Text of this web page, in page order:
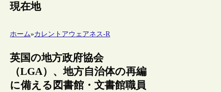
現在地
ホーム»カレントアウェアネス-R
英国の地方政府協会
（LGA）、地方自治体の再編
に備える図書館・文書館職員